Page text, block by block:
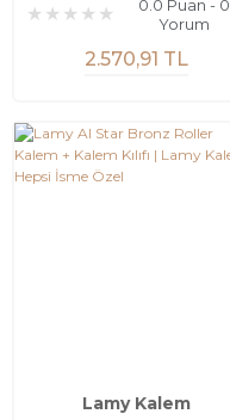
0.0 Puan - 0
Yorum
2.570,91 TL
Lamy Kalem